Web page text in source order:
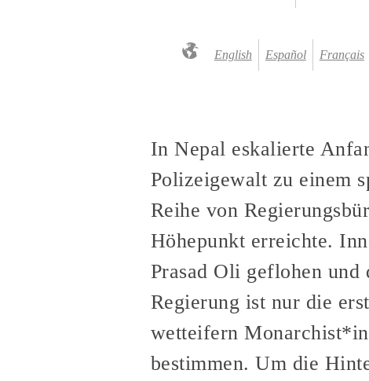
English Español Français
In Nepal eskalierte
Polizeigewalt zu einem
Reihe von
Höhepunkt erreichte.
Prasad Oli geflohen und
Regierung ist nur die
wetteifern
bestimmen. Um die